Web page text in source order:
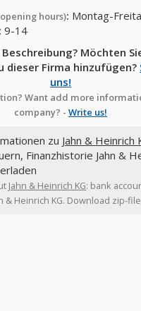
hours): Montag-
9-14
Beschreibung? Möchten
dieser Firma hinzufügen?
uns!
Want add more
company? - Write us!
zu Jahn & Heinrich
Finanzhistorie Jahn &
Jahn & Heinrich KG: bank
& Heinrich KG. Download zip-file